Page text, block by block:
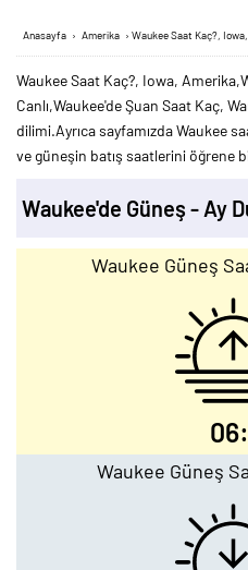
Anasayfa › Amerika › Waukee Saat Kaç?,
Waukee Saat Kaç?, Iowa,
Canlı,Waukee'de Şuan Saat Kaç,
dilimi.Ayrıca sayfamızda Waukee
ve güneşin batış saatlerini öğrene
Waukee'de Güneş - Ay
Waukee Güneş
Waukee Güneş